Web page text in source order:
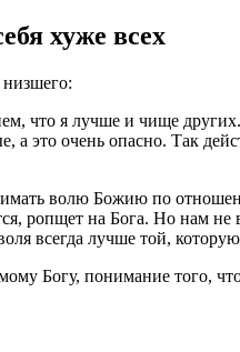
хуже всех
что я лучше и чище
а это очень опасно. Так
волю Божию по
ропщет на Бога. Но нам не
всегда лучше той,
Богу, понимание того,